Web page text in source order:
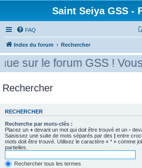
Saint Seiya GSS -
FAQ
Index du forum Rechercher
sur le forum GSS !
Rechercher
RECHERCHER
Recherche par mots-clés :
Placez un + devant un mot qui doit être trouvé et un -
Saisissez une suite de mots séparés par des | entre
mots doit être trouvé. Utilisez le caractère « * » comme
partielles.
Rechercher tous les termes